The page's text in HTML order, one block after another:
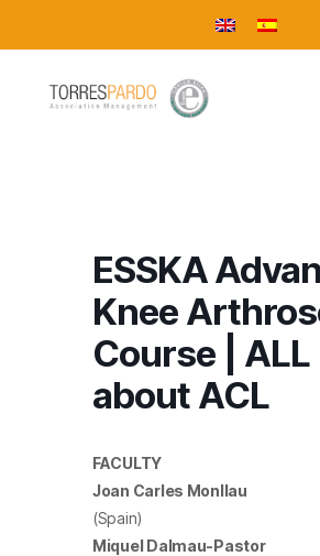
ESSKA
Knee
Course | ALL
about ACL
FACULTY
Joan Carles Monllau
(Spain)
Miquel Dalmau-Pastor